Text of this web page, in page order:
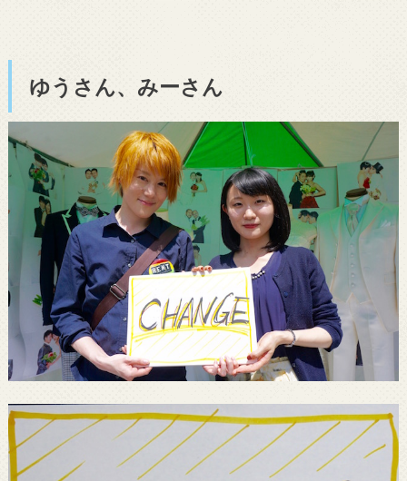
ゆうさん、みーさん